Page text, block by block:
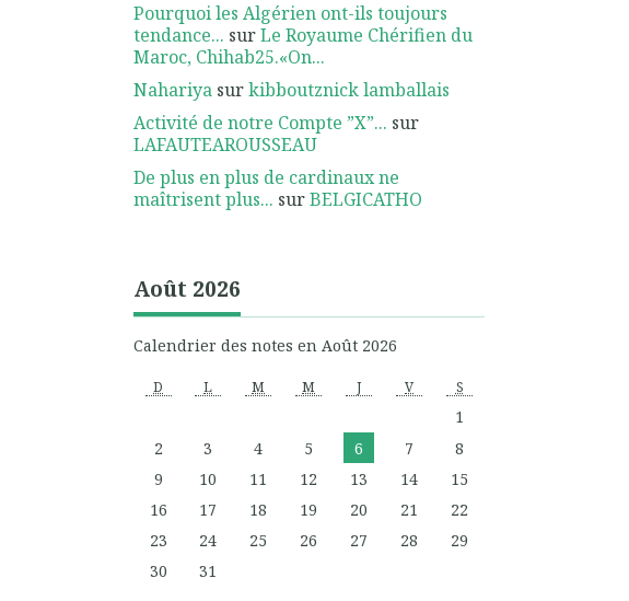
Pourquoi les Algérien ont-ils toujours
tendance... surLe Royaume Chérifien du
Maroc, Chihab25.«On...
Nahariya surkibboutznick lamballais
Activité de notre Compte ”X”... sur
LAFAUTEAROUSSEAU
De plus en plus de cardinaux ne
maîtrisent plus... surBELGICATHO
Août 2026
Calendrier des notes en Août 2026
D L M M J V S
1
2
3 4 5 6 7
8
9
10 11 12 13 14
15
16
17 18 19 20 21
22
23
24 25 26 27 28
29
30
31